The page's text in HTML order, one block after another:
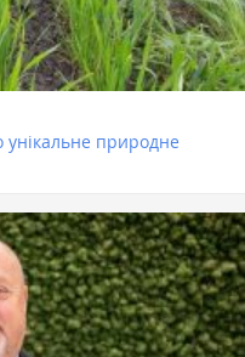
унікальне природне